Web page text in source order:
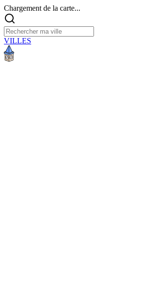
Chargement de la carte...
VILLES